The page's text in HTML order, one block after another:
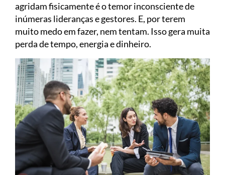
agridam fisicamente é o temor inconsciente de
inúmeras lideranças e gestores. E, por terem
muito medo em fazer, nem tentam. Isso gera muita
perda de tempo, energia e dinheiro.